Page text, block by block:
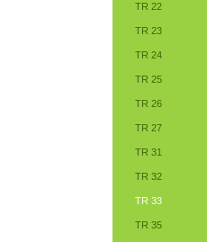
TR 22
TR 23
TR 24
TR 25
TR 26
TR 27
TR 31
TR 32
TR 33
TR 35